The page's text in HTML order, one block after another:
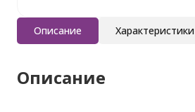
Описание Характеристики
Описание